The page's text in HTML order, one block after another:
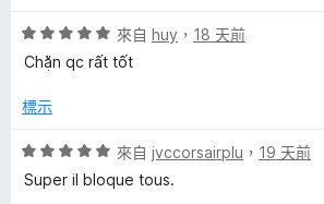
分
5
分
，
分
分
評
價
分
滿
分
來自 huy ， 18 天前
Chặn qc rất tốt
標示
評
價
來自 jvccorsairplu ， 19 天前
Super il bloque tous.